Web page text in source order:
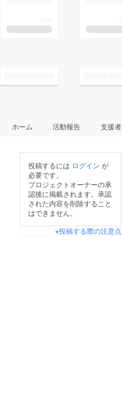
ホーム 活動報告 支援者
投稿するには ログイン が
必要です。
プロジェクトオーナーの承
認後に掲載されます。承認
された内容を削除すること
はできません。
※投稿する際の注意点